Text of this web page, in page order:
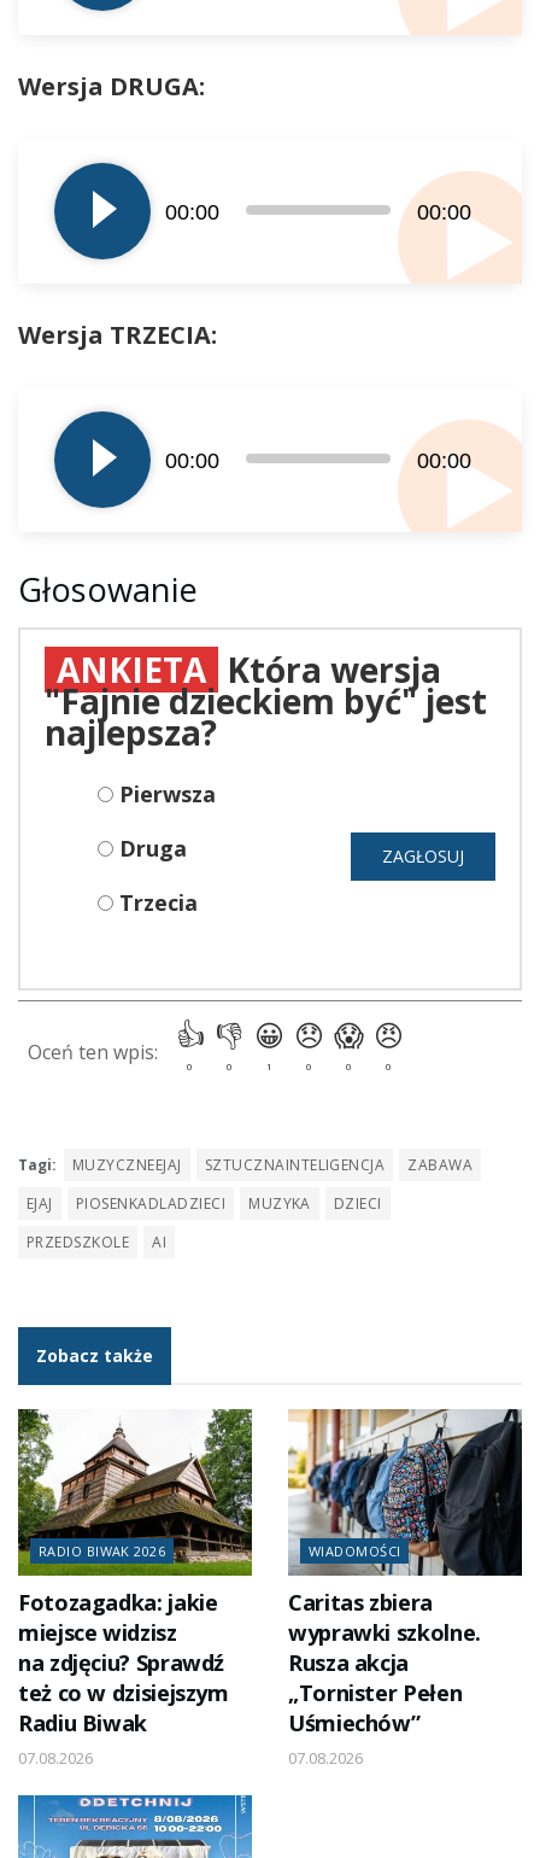
Wersja DRUGA:
plików
dźwiękowych
00:00 00:00
Wersja TRZECIA:
plików
dźwiękowych
00:00 00:00
Głosowanie
ANKIETA Która wersja
"Fajnie dzieckiem być" jest
najlepsza?
Pierwsza
Druga
Trzecia
Tagi: MUZYCZNEEJAJ SZTUCZNAINTELIGENCJA
ZABAWA
EJAJ
PIOSENKADLADZIECI MUZYKA
DZIECI
PRZEDSZKOLE
AI
Zobacz także
RADIO BIWAK 2026
Fotozagadka: jakie
miejsce widzisz
na zdjęciu? Sprawdź
też co w dzisiejszym
Radiu Biwak
07.08.2026
WIADOMOŚCI
Caritas zbiera
wyprawki szkolne.
Rusza akcja
„Tornister Pełen
Uśmiechów”
07.08.2026